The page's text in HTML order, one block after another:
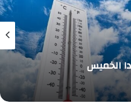
غدا الإثنين